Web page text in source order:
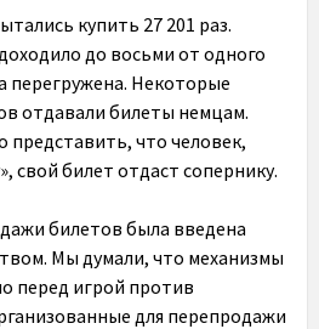
купить 27 201 раз.
до восьми от одного
перегружена. Некоторые
отдавали билеты немцам.
представить, что человек,
свой билет отдаст сопернику.
билетов была введена
Мы думали, что механизмы
перед игрой против
для перепродажи